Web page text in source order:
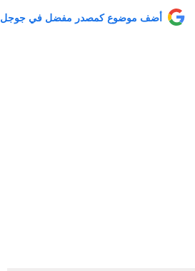
أضف موضوع كمصدر مفضل في جوجل